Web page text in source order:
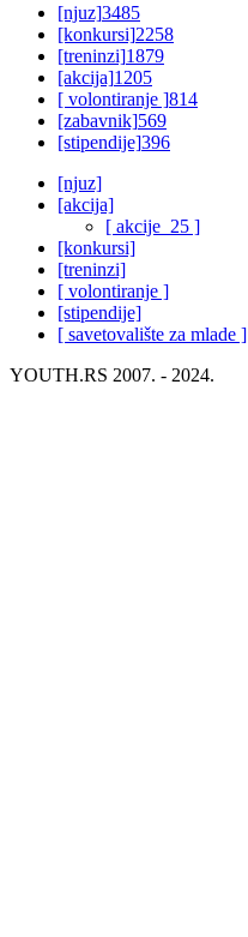
[njuz]3485
[konkursi]2258
[treninzi]1879
[akcija]1205
[ volontiranje ]814
[zabavnik]569
[stipendije]396
[njuz]
[akcija]
[ akcije_25 ]
[konkursi]
[treninzi]
[ volontiranje ]
[stipendije]
[ savetovalište za mlade ]
YOUTH.RS 2007. - 2024.